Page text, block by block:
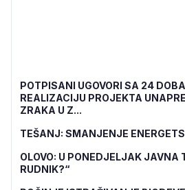
POTPISANI UGOVORI SA 24
REALIZACIJU PROJEKTA
ZRAKA U Z...
TEŠANJ: SMANJENJE
OLOVO: U PONEDJELJAK JAVNA
RUDNIK?“